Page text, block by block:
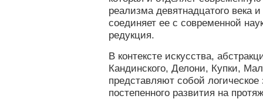
реализма девятнадцатого века
соединяет ее с современной
редукция.
В контексте искусства,
Кандинского, Делони, Купки,
представляют собой логическое
постепенного развития на